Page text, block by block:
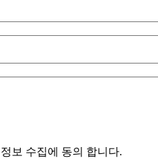
보 수집에 동의 합니다.